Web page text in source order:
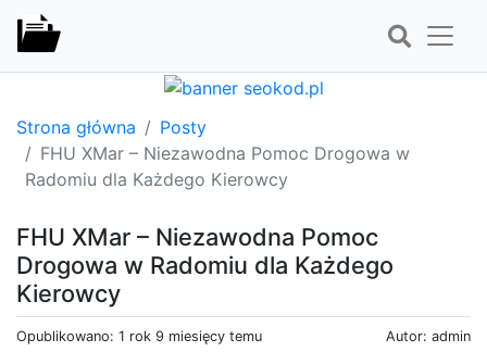
Strona główna
Posty
FHU XMar – Niezawodna Pomoc Drogowa w
Radomiu dla Każdego Kierowcy
FHU XMar – Niezawodna Pomoc
Drogowa w Radomiu dla Każdego
Kierowcy
Opublikowano: 1 rok 9 miesięcy temu Autor: admin